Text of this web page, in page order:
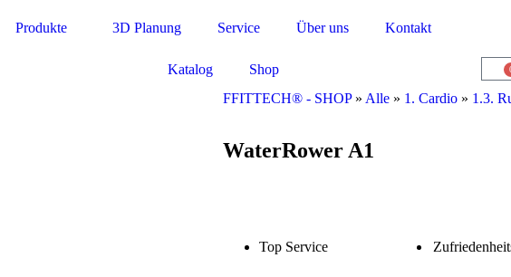
Produkte 3D Planung Service Über uns Kontakt
Katalog Shop
FFITTECH® - SHOP» Alle » 1. Cardio » 1.3.
WaterRower A1
Top Service